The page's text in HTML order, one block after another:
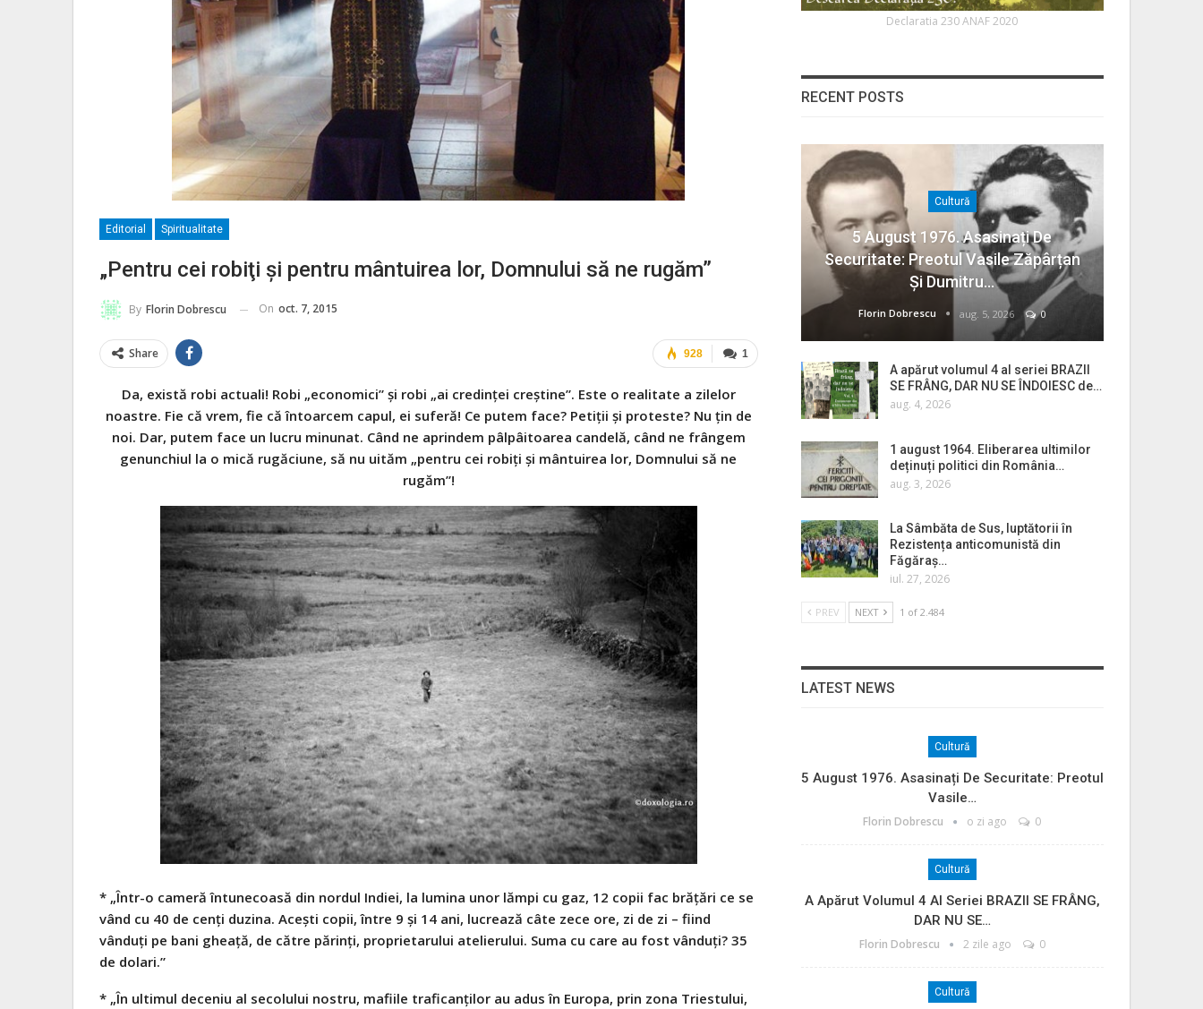
Editorial Spiritualitate
„Pentru cei robiţi şi pentru mântuirea lor, Domnului să ne rugăm”
By Florin Dobrescu On oct. 7, 2015
1
928
Share
Da, există robi actuali! Robi „economici” și robi „ai credinței creștine”. Este o realitate a zilelor
noastre. Fie că vrem, fie că întoarcem capul, ei suferă! Ce putem face? Petiții și proteste? Nu țin de
noi. Dar, putem face un lucru minunat. Când ne aprindem pâlpâitoarea candelă, când ne frângem
genunchiul la o mică rugăciune, să nu uităm „pentru cei robiţi şi mântuirea lor, Domnului să ne
rugăm”!
* „Într-o cameră întunecoasă din nordul Indiei, la lumina unor lămpi cu gaz, 12 copii fac brăţări ce se
vând cu 40 de cenţi duzina. Aceşti copii, între 9 şi 14 ani, lucrează câte zece ore, zi de zi – fiind
vânduţi pe bani gheaţă, de către părinţi, proprietarului atelierului. Suma cu care au fost vânduți? 35
de dolari.”
* „În ultimul deceniu al secolului nostru, mafiile traficanţilor au adus în Europa, prin zona Triestului,
Declaratia 230 ANAF 2020
RECENT POSTS
Cultură
5 August 1976. Asasinați De
Securitate: Preotul Vasile Zăpârțan
Și Dumitru…
Florin Dobrescu aug. 5, 2026 0
A apărut volumul 4 al seriei BRAZII
SE FRÂNG, DAR NU SE ÎNDOIESC de…
aug. 4, 2026
1 august 1964. Eliberarea ultimilor
deținuți politici din România…
aug. 3, 2026
La Sâmbăta de Sus, luptătorii în
Rezistența anticomunistă din
Făgăraș…
iul. 27, 2026
PREV NEXT 1 of 2.484
LATEST NEWS
Cultură
5 August 1976. Asasinați De Securitate: Preotul
Vasile…
Florin Dobrescu o zi ago 0
Cultură
A Apărut Volumul 4 Al Seriei BRAZII SE FRÂNG,
DAR NU SE…
Florin Dobrescu 2 zile ago 0
Cultură